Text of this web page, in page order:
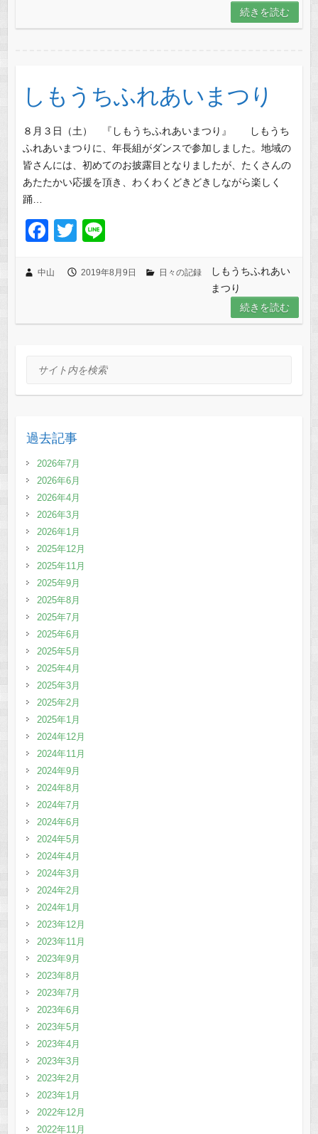
b
k
続きを読む
しもうちふれあいまつり
８月３日（土） 『しもうちふれあいまつり』 しもうち
ふれあいまつりに、年長組がダンスで参加しました。地域の
皆さんには、初めてのお披露目となりましたが、たくさんの
あたたかい応援を頂き、わくわくどきどきしながら楽しく
踊…
F
c
b
o
k
T
tt
e
中山 2019年8月9日 日々の記録
しもうちふれあい
まつり
続きを読む
サイト内を検索
過去記事
2026年7月
2026年6月
2026年4月
2026年3月
2026年1月
2025年12月
2025年11月
2025年9月
2025年8月
2025年7月
2025年6月
2025年5月
2025年4月
2025年3月
2025年2月
2025年1月
2024年12月
2024年11月
2024年9月
2024年8月
2024年7月
2024年6月
2024年5月
2024年4月
2024年3月
2024年2月
2024年1月
2023年12月
2023年11月
2023年9月
2023年8月
2023年7月
2023年6月
2023年5月
2023年4月
2023年3月
2023年2月
2023年1月
2022年12月
2022年11月